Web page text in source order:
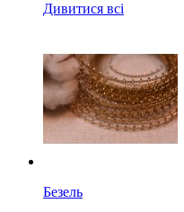
Дивитися всі
Безель